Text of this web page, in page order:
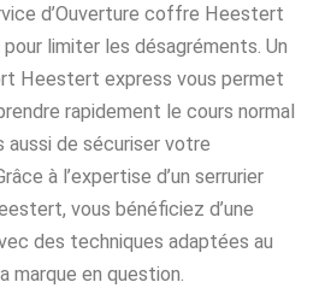
d’Ouverture coffre Heestert
limiter les désagréments. Un
Heestert express vous permet
rapidement le cours normal
aussi de sécuriser votre
à l’expertise d’un serrurier
vous bénéficiez d’une
des techniques adaptées au
marque en question.